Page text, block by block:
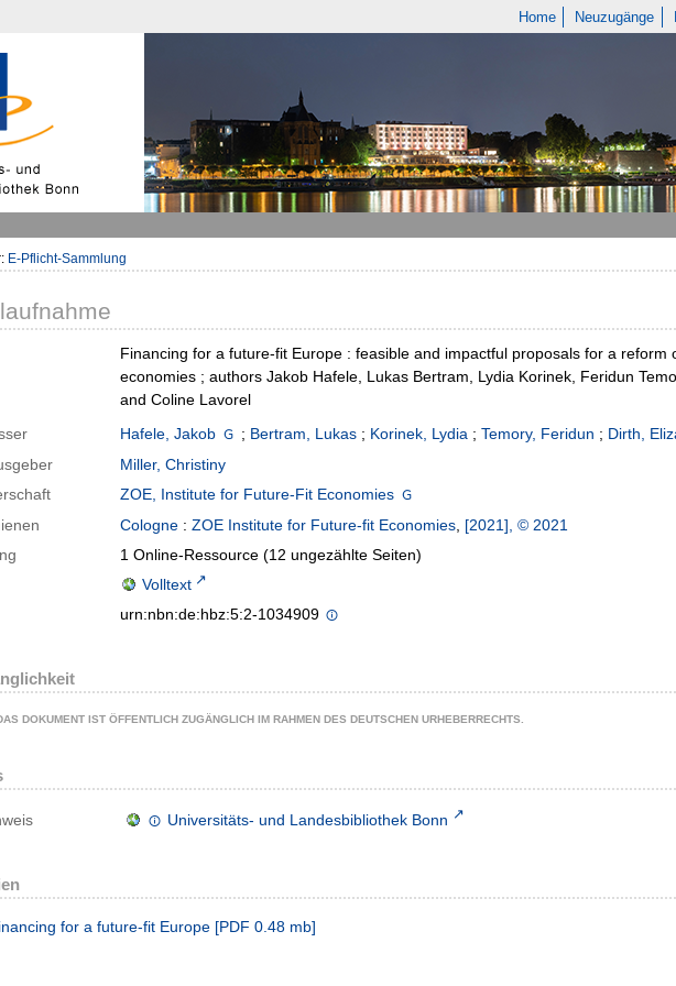
Home Neuzugänge
E-Pflicht-Sammlung
Financing for a future-fit Europe : feasible and impactful proposals for a
economies ; authors Jakob Hafele, Lukas Bertram, Lydia Korinek, Feridun
and Coline Lavorel
Hafele, Jakob ; Bertram, Lukas ; Korinek, Lydia ; Temory, Feridun ; Dirth,
Miller, Christiny
ZOE, Institute for Future-Fit Economies
Cologne : ZOE Institute for Future-fit Economies, [2021], © 2021
1 Online-Ressource (12 ungezählte Seiten)
Volltext
urn:nbn:de:hbz:5:2-1034909
DOKUMENT IST ÖFFENTLICH ZUGÄNGLICH IM RAHMEN DES DEUTSCHEN URHEBERRECHTS.
Universitäts- und Landesbibliothek Bonn
for a future-fit Europe [PDF 0.48 mb]